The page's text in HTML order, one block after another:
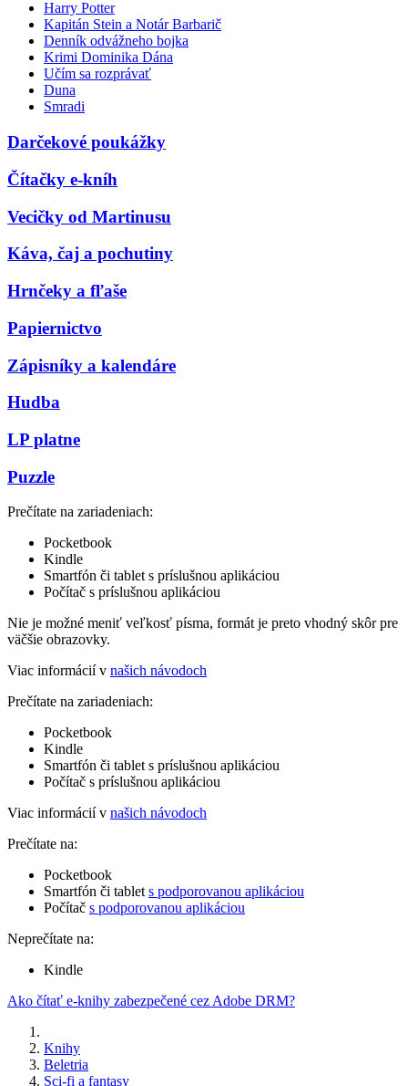
Harry Potter
Kapitán Stein a Notár Barbarič
Denník odvážneho bojka
Krimi Dominika Dána
Učím sa rozprávať
Duna
Smradi
Darčekové poukážky
Čítačky e-kníh
Vecičky od Martinusu
Káva, čaj a pochutiny
Hrnčeky a fľaše
Papiernictvo
Zápisníky a kalendáre
Hudba
LP platne
Puzzle
Prečítate na zariadeniach:
Pocketbook
Kindle
Smartfón či tablet s príslušnou aplikáciou
Počítač s príslušnou aplikáciou
Nie je možné meniť veľkosť písma, formát je preto vhodný skôr pre
väčšie obrazovky.
Viac informácií v našich návodoch
Prečítate na zariadeniach:
Pocketbook
Kindle
Smartfón či tablet s príslušnou aplikáciou
Počítač s príslušnou aplikáciou
Viac informácií v našich návodoch
Prečítate na:
Pocketbook
Smartfón či tablet s podporovanou aplikáciou
Počítač s podporovanou aplikáciou
Neprečítate na:
Kindle
Ako čítať e-knihy zabezpečené cez Adobe DRM?
Knihy
Beletria
Sci-fi a fantasy